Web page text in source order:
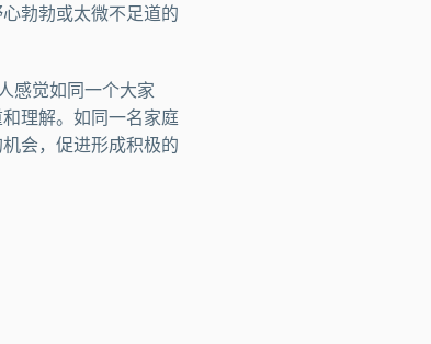
勃勃或太微不足道的
感觉如同一个大家
理解。如同一名家庭
会，促进形成积极的